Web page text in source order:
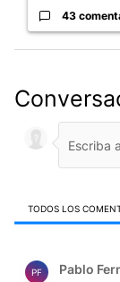
43
TODOS LOS
PF Pablo